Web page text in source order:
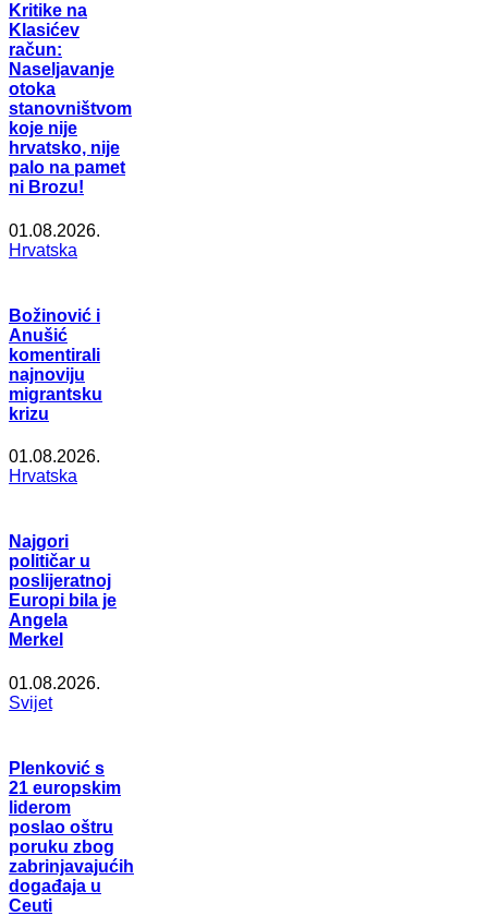
Kritike na
Klasićev
račun:
Naseljavanje
otoka
stanovništvom
koje nije
hrvatsko, nije
palo na pamet
ni Brozu!
01.08.2026.
Hrvatska
Božinović i
Anušić
komentirali
najnoviju
migrantsku
krizu
01.08.2026.
Hrvatska
Najgori
političar u
poslijeratnoj
Europi bila je
Angela
Merkel
01.08.2026.
Svijet
Plenković s
21 europskim
liderom
poslao oštru
poruku zbog
zabrinjavajućih
događaja u
Ceuti